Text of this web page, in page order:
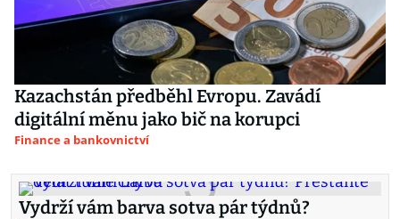
Kazachstán předběhl Evropu. Zavádí
digitální měnu jako bič na korupci
Finance a bankovnictví
Vydrží vám barva sotva pár týdnů?